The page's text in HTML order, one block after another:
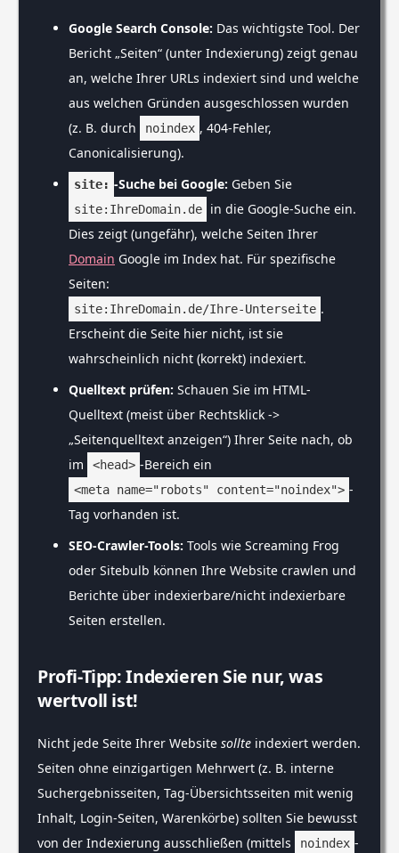
Google Search Console: Das wichtigste Tool. Der
Bericht „Seiten“ (unter Indexierung) zeigt genau
an, welche Ihrer URLs indexiert sind und welche
aus welchen Gründen ausgeschlossen wurden
(z. B. durch
noindex , 404-Fehler,
Canonicalisierung).
site: -Suche bei Google: Geben Sie
site:IhreDomain.de
in die Google-Suche ein.
Dies zeigt (ungefähr), welche Seiten Ihrer
Domain Google im Index hat. Für spezifische
Seiten:
site:IhreDomain.de/Ihre-Unterseite .
Erscheint die Seite hier nicht, ist sie
wahrscheinlich nicht (korrekt) indexiert.
Quelltext prüfen: Schauen Sie im HTML-
Quelltext (meist über Rechtsklick ->
„Seitenquelltext anzeigen“) Ihrer Seite nach, ob
im
<head> -Bereich ein
<meta name="robots" content="noindex"> -
Tag vorhanden ist.
SEO-Crawler-Tools: Tools wie Screaming Frog
oder Sitebulb können Ihre Website crawlen und
Berichte über indexierbare/nicht indexierbare
Seiten erstellen.
Profi-Tipp: Indexieren Sie nur, was
wertvoll ist!
Nicht jede Seite Ihrer Website sollte indexiert werden.
Seiten ohne einzigartigen Mehrwert (z. B. interne
Suchergebnisseiten, Tag-Übersichtsseiten mit wenig
Inhalt, Login-Seiten, Warenkörbe) sollten Sie bewusst
von der Indexierung ausschließen (mittels
noindex -